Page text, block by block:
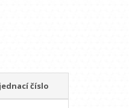
číslo